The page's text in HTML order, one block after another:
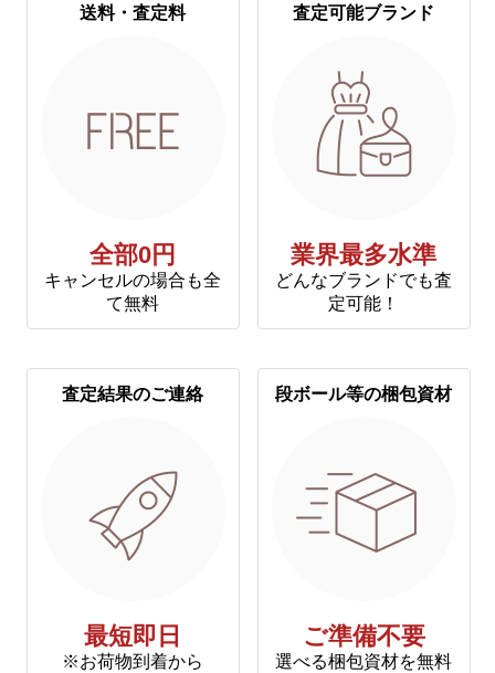
送料・査定料
全部0円
キャンセルの場合も全
て無料
査定可能ブランド
業界最多水準
どんなブランドでも査
定可能！
査定結果のご連絡
最短即日
※お荷物到着から
段ボール等の梱包資材
ご準備不要
選べる梱包資材を無料